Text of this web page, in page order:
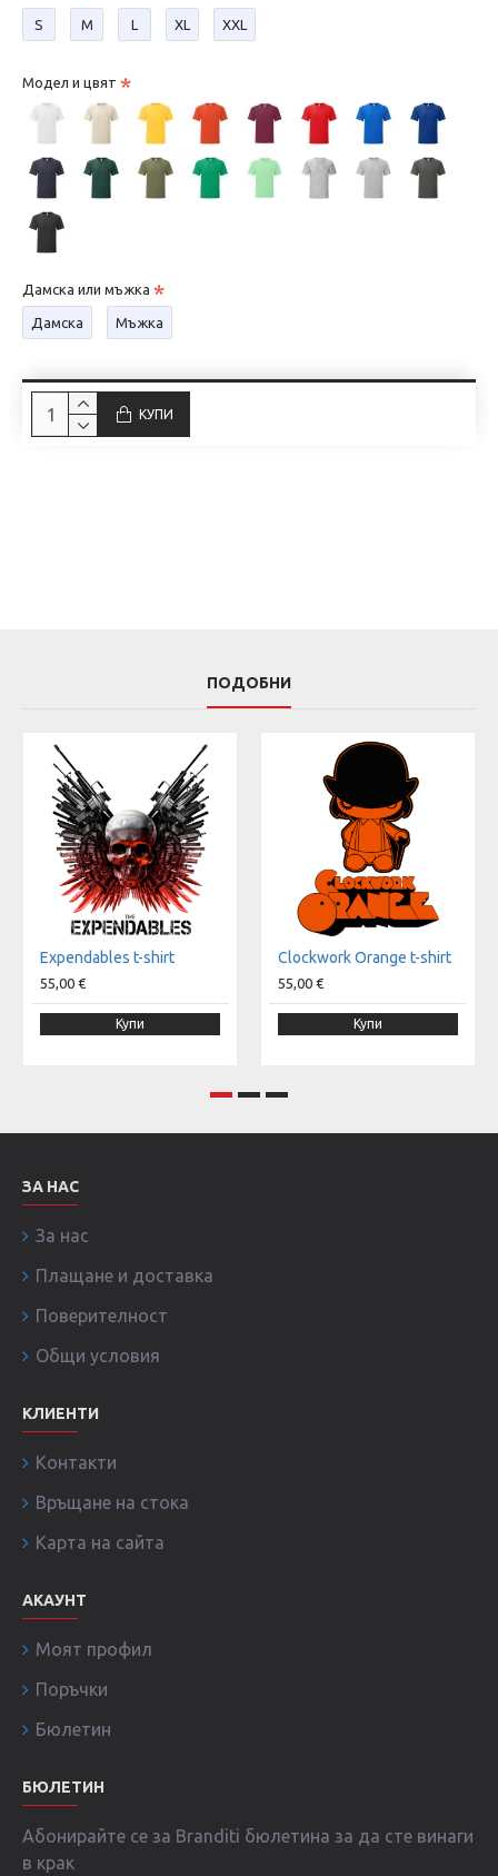
S М L XL XXL
Модел и цвят
Дамска или мъжка
Дамска Мъжка
КУПИ
ПОДОБНИ
Expendables t-shirt
55,00 €
Купи
Clockwork Orange t-shirt
55,00 €
Купи
ЗА НАС
За нас
Плащане и доставка
Поверителност
Общи условия
КЛИЕНТИ
Контакти
Връщане на стока
Карта на сайта
АКАУНТ
Моят профил
Поръчки
Бюлетин
БЮЛЕТИН
Абонирайте се за Branditi бюлетина за да сте винаги
в крак